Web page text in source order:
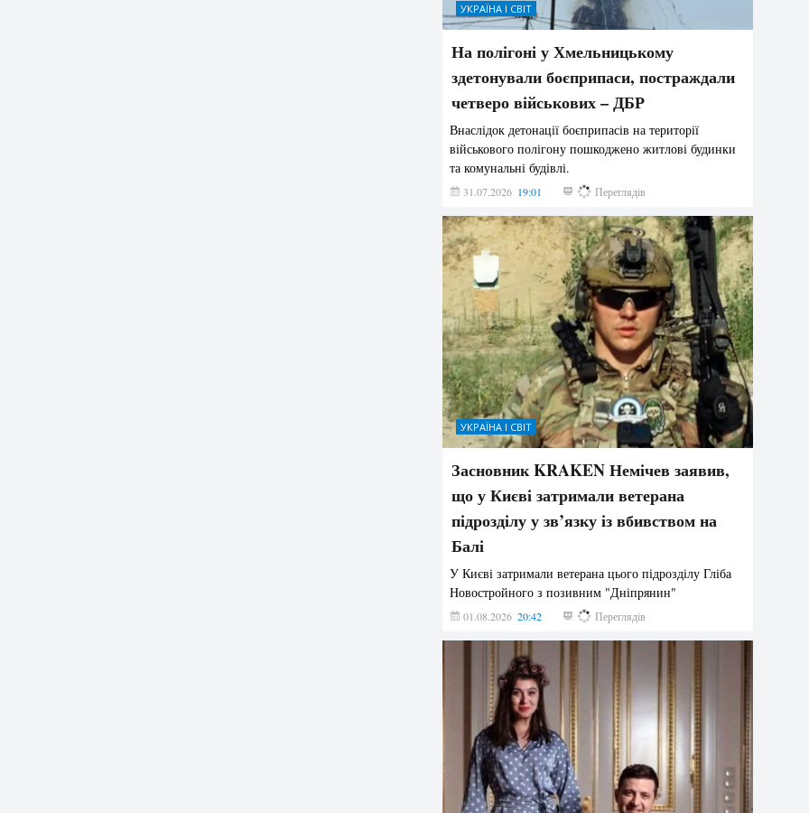
УКРАЇНА І СВІТ
На полігоні у Хмельницькому
здетонували боєприпаси, постраждали
четверо військових – ДБР
Внаслідок детонації боєприпасів на території
військового полігону пошкоджено житлові будинки
та комунальні будівлі.
31.07.2026 19:01 175 Переглядів
УКРАЇНА І СВІТ
Засновник KRAKEN Немічев заявив,
що у Києві затримали ветерана
підрозділу у зв’язку із вбивством на
Балі
У Києві затримали ветерана цього підрозділу Гліба
Новостройного з позивним "Дніпрянин"
01.08.2026 20:42 166 Переглядів